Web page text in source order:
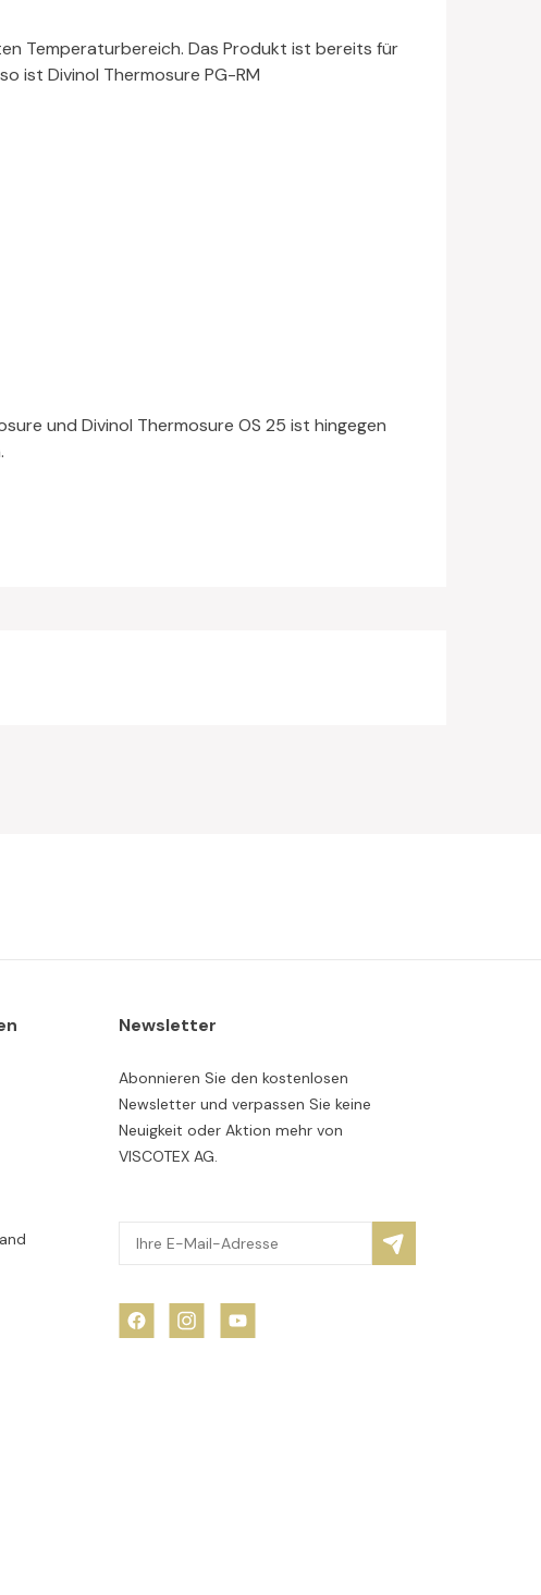
Temperaturbereich. Das Produkt ist bereits für
ist Divinol Thermosure PG-RM
und Divinol Thermosure OS 25 ist hingegen
Newsletter
Abonnieren Sie den kostenlosen
Newsletter und verpassen Sie keine
Neuigkeit oder Aktion mehr von
VISCOTEX AG.